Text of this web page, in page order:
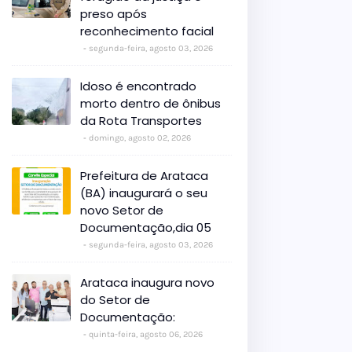
preso após
reconhecimento facial
segunda-feira, agosto 03, 2026
Idoso é encontrado
morto dentro de ônibus
da Rota Transportes
domingo, agosto 02, 2026
Prefeitura de Arataca
(BA) inaugurará o seu
novo Setor de
Documentação,dia 05
segunda-feira, agosto 03, 2026
Arataca inaugura novo
do Setor de
Documentação:
quinta-feira, agosto 06, 2026